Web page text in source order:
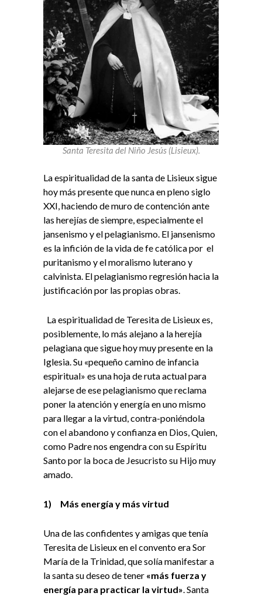
Santa Teresita del Niño Jesús (Lisieux).
La espiritualidad de la santa de Lisieux sigue
hoy más presente que nunca en pleno siglo
XXI, haciendo de muro de contención ante
las herejías de siempre, especialmente el
jansenismo y el pelagianismo. El jansenismo
es la infición de la vida de fe católica por el
puritanismo y el moralismo luterano y
calvinista. El pelagianismo regresión hacia la
justificación por las propias obras.
La espiritualidad de Teresita de Lisieux es,
posiblemente, lo más alejano a la herejía
pelagiana que sigue hoy muy presente en la
Iglesia. Su «pequeño camino de infancia
espiritual» es una hoja de ruta actual para
alejarse de ese pelagianismo que reclama
poner la atención y energía en uno mismo
para llegar a la virtud, contra-poniéndola
con el abandono y confianza en Dios, Quien,
como Padre nos engendra con su Espíritu
Santo por la boca de Jesucristo su Hijo muy
amado.
1) Más energía y más virtud
Una de las confidentes y amigas que tenía
Teresita de Lisieux en el convento era Sor
María de la Trinidad, que solía manifestar a
la santa su deseo de tener «más fuerza y
energía para practicar la virtud». Santa